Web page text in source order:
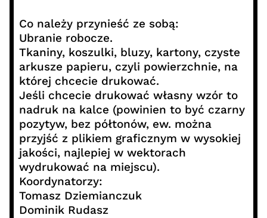
Co należy przynieść ze sobą:
Ubranie robocze.
Tkaniny, koszulki, bluzy, kartony, czyste
arkusze papieru, czyli powierzchnie, na
której chcecie drukować.
Jeśli chcecie drukować własny wzór to
nadruk na kalce (powinien to być czarny
pozytyw, bez półtonów, ew. można
przyjść z plikiem graficznym w wysokiej
jakości, najlepiej w wektorach
wydrukować na miejscu).
Koordynatorzy:
Tomasz Dziemianczuk
Dominik Rudasz